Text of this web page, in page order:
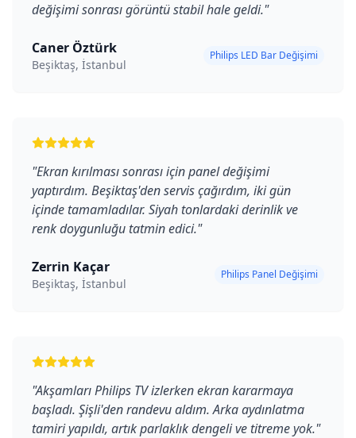
değişimi sonrası görüntü stabil hale geldi."
Caner Öztürk
Beşiktaş, İstanbul
Philips LED Bar Değişimi
"Ekran kırılması sonrası için panel değişimi
yaptırdım. Beşiktaş'den servis çağırdım, iki gün
içinde tamamladılar. Siyah tonlardaki derinlik ve
renk doygunluğu tatmin edici."
Zerrin Kaçar
Beşiktaş, İstanbul
Philips Panel Değişimi
"Akşamları Philips TV izlerken ekran kararmaya
başladı. Şişli'den randevu aldım. Arka aydınlatma
tamiri yapıldı, artık parlaklık dengeli ve titreme yok."